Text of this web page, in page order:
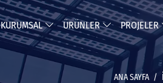
KURUMSAL ÜRÜNLER PROJELER
ANA SAYFA